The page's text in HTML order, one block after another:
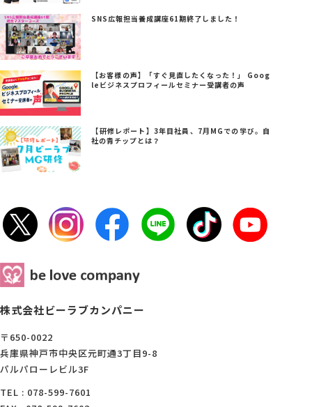
SNS広報担当養成講座61期終了しました！
【お客様の声】「すぐ見直したくなった！」 Goog
leビジネスプロフィールセミナー受講者の声
【研修レポート】3年目社員、7月MGでの学び。自
社の青チップとは？
株式会社ビーラブカンパニー
〒650-0022
兵庫県神戸市中央区元町通3丁目9-8
パルパローレビル3F
TEL : 078-599-7601